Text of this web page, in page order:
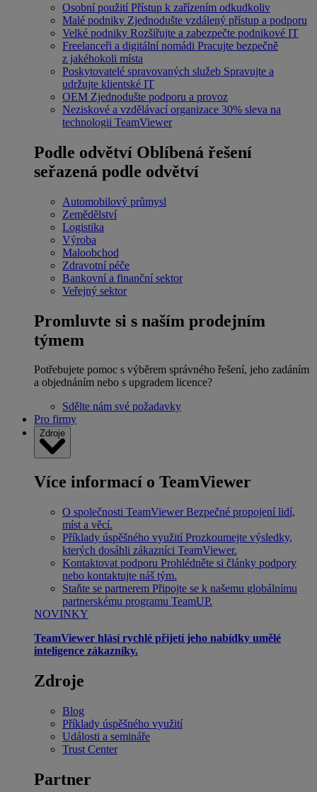
Osobní použití Přístup k zařízením odkudkoliv
Malé podniky Zjednodušte vzdálený přístup a podporu
Velké podniky Rozšiřujte a zabezpečte podnikové IT
Freelanceři a digitální nomádi Pracujte bezpečně
z jakéhokoli místa
Poskytovatelé spravovaných služeb Spravujte a
udržujte klientské IT
OEM Zjednodušte podporu a provoz
Neziskové a vzdělávací organizace 30% sleva na
technologii TeamViewer
Podle odvětví Oblíbená řešení
seřazená podle odvětví
Automobilový průmysl
Zemědělství
Logistika
Výroba
Maloobchod
Zdravotní péče
Bankovní a finanční sektor
Veřejný sektor
Promluvte si s naším prodejním
týmem
Potřebujete pomoc s výběrem správného řešení, jeho zadáním
a objednáním nebo s upgradem licence?
Sdělte nám své požadavky
Pro firmy
Zdroje
Více informací o TeamViewer
O společnosti TeamViewer Bezpečné propojení lidí,
míst a věcí.
Příklady úspěšného využití Prozkoumejte výsledky,
kterých dosáhli zákazníci TeamViewer.
Kontaktovat podporu Prohlédněte si články podpory
nebo kontaktujte náš tým.
Staňte se partnerem Připojte se k našemu globálnímu
partnerskému programu TeamUP.
NOVINKY
TeamViewer hlásí rychlé přijetí jeho nabídky umělé
inteligence zákazníky.
Zdroje
Blog
Příklady úspěšného využití
Události a semináře
Trust Center
Partner